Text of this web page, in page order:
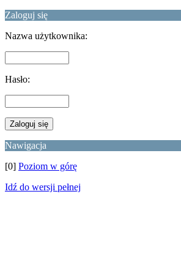
Zaloguj się
Nazwa użytkownika:
Hasło:
Nawigacja
[0] Poziom w górę
Idź do wersji pełnej